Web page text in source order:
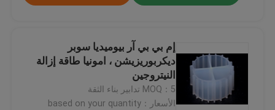
إم بي بي آر بيوميديا سوبر
ديكربوريزيشن ، امونيا طاقة إزالة
النيتروجين
MOQ：5 تدابير بناء الثقة
الأسعار：based on your quantity